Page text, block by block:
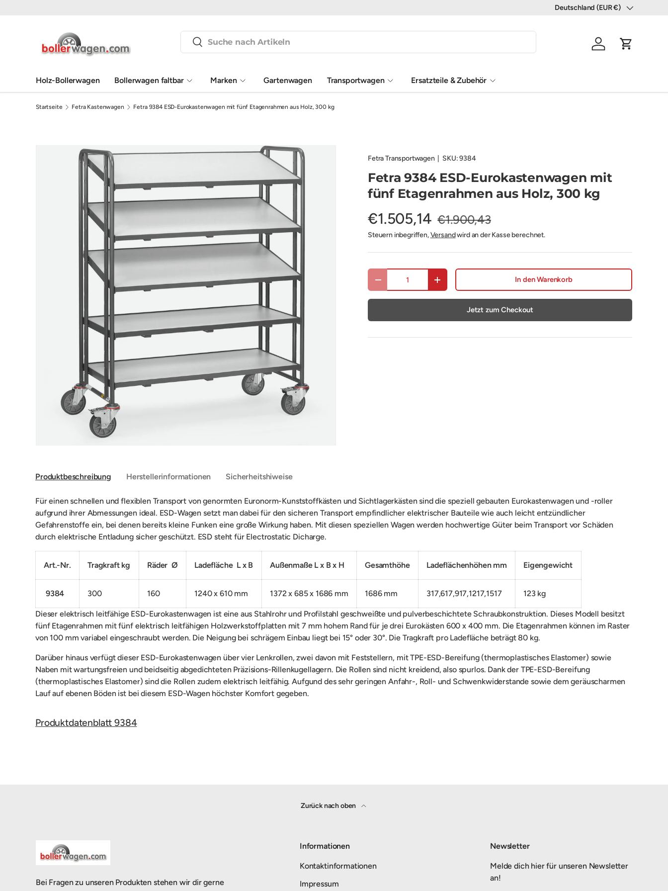
Land/Region
Deutschland (EUR €)
Suchen
Suchen
Einloggen
Holz-Bollerwagen Bollerwagen faltbar Marken Gartenwagen Transportwagen Ersatzteile & Zubehör
Startseite Fetra Kastenwagen Fetra 9384 ESD-Eurokastenwagen mit fünf Etagenrahmen aus Holz, 300 kg
Fetra Transportwagen| SKU:9384
Fetra 9384 ESD-Eurokastenwagen mit
fünf Etagenrahmen aus Holz, 300 kg
€1.505,14 €1.900,43
Steuern inbegriffen,Versandwird an der Kasse berechnet.
Menge verringern Menge erhöhen In den Warenkorb
Jetzt zum Checkout
Produktbeschreibung Herstellerinformationen Sicherheitshiweise
Für einen schnellen und flexiblen Transport von genormten Euronorm-Kunststoffkästen und Sichtlagerkästen sind die speziell gebauten Eurokastenwagen und -roller
aufgrund ihrer Abmessungen ideal. ESD-Wagen setzt man dabei für den sicheren Transport empfindlicher elektrischer Bauteile wie auch leicht entzündlicher
Gefahrenstoffe ein, bei denen bereits kleine Funken eine große Wirkung haben. Mit diesen speziellen Wagen werden hochwertige Güter beim Transport vor Schäden
durch elektrische Entladung sicher geschützt. ESD steht für Electrostatic Dicharge.
Art.-Nr. Tragkraft kg Räder Ø Ladefläche L x B Außenmaße L x B x H Gesamthöhe Ladeflächenhöhen mm Eigengewicht
9384 300 160 1240 x 610 mm 1372 x 685 x 1686 mm 1686 mm 317,617,917,1217,1517 123 kg
Dieser elektrisch leitfähige ESD-Eurokastenwagen ist eine aus Stahlrohr und Profilstahl geschweißte und pulverbeschichtete Schraubkonstruktion. Dieses Modell besitzt
fünf Etagenrahmen mit fünf elektrisch leitfähigen Holzwerkstoffplatten mit 7 mm hohem Rand für je drei Eurokästen 600 x 400 mm. Die Etagenrahmen können im Raster
von 100 mm variabel eingeschraubt werden. Die Neigung bei schrägem Einbau liegt bei 15° oder 30°. Die Tragkraft pro Ladefläche beträgt 80 kg.
Darüber hinaus verfügt dieser ESD-Eurokastenwagen über vier Lenkrollen, zwei davon mit Feststellern, mit TPE-ESD-Bereifung (thermoplastisches Elastomer) sowie
Naben mit wartungsfreien und beidseitig abgedichteten Präzisions-Rillenkugellagern. Die Rollen sind nicht kreidend, also spurlos. Dank der TPE-ESD-Bereifung
(thermoplastisches Elastomer) sind die Rollen zudem elektrisch leitfähig. Aufgund des sehr geringen Anfahr-, Roll- und Schwenkwiderstande sowie dem geräuscharmen
Lauf auf ebenen Böden ist bei diesem ESD-Wagen höchster Komfort gegeben.
Produktdatenblatt 9384
Zurück nach oben
Bei Fragen zu unseren Produkten stehen wir dir gerne
Informationen
Kontaktinformationen
Impressum
Newsletter
Melde dich hier für unseren Newsletter
an!